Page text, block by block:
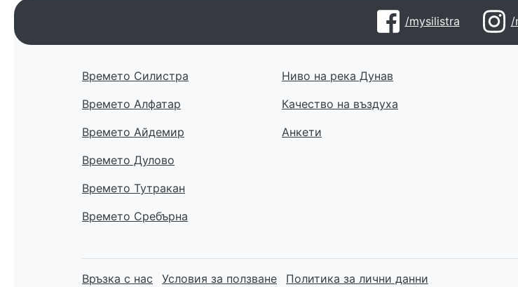
/mysilistra /
Времето Силистра
Времето Алфатар
Времето Айдемир
Времето Дулово
Времето Тутракан
Времето Сребърна
Ниво на река Дунав
Качество на въздуха
Анкети
Връзка с нас Условия за ползване Политика за лични данни